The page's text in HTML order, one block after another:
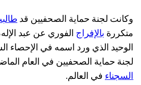
وكانت لجنة حماية الصحفيين قد
متكررة بالإفراج الفوري عن عبد
الوحيد الذي ورد اسمه في الإحصاء
لجنة حماية الصحفيين في العام
السجناءفي العالم.